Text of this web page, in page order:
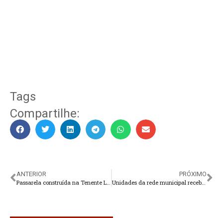
Tags
Compartilhe:
ANTERIOR
Passarela construída na Tenente Luiz Meirelles recebe pintura
PRÓXIMO
Unidades da rede municipal recebem produtos da merenda escolar